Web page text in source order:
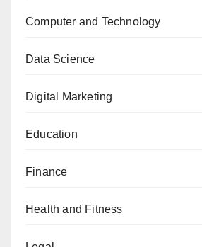
Computer and Technology
Data Science
Digital Marketing
Education
Finance
Health and Fitness